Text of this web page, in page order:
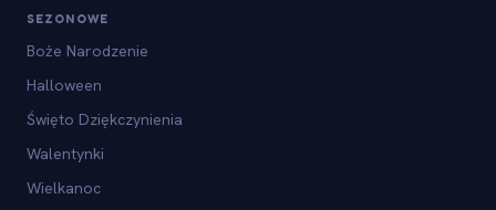
SEZONOWE
Boże Narodzenie
Halloween
Święto Dziękczynienia
Walentynki
Wielkanoc